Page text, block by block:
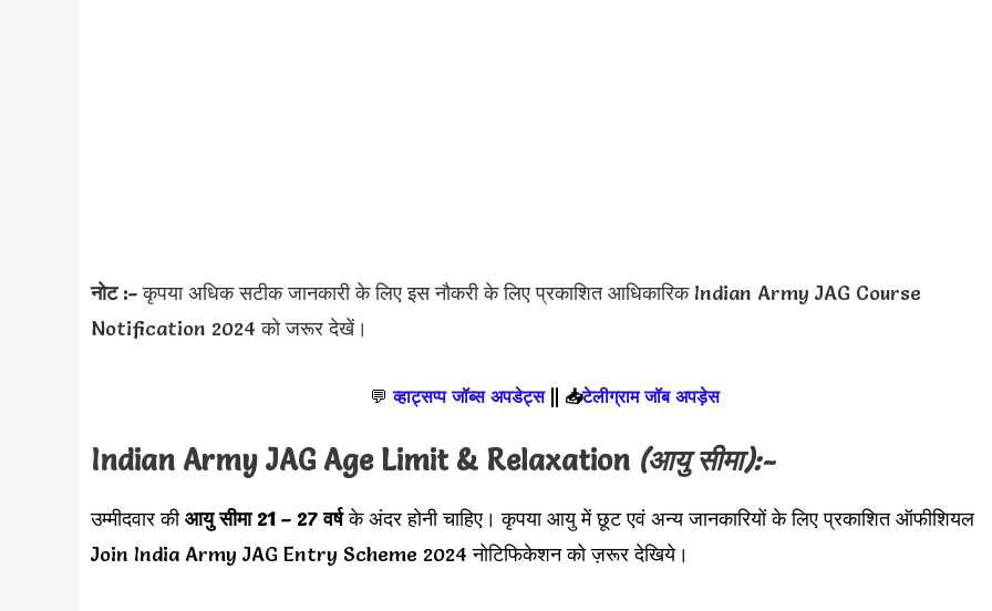
नोट :-कृपया अधिक सटीक जानकारी के लिए इस नौकरी के लिए प्रकाशित आधिकारिक Indian Army JAG Course
Notification 2024 को जरूर देखें।
💬 व्हाट्सप्प जॉब्स अपडेट्स|| 📥टेलीग्राम जॉब अपड़ेस
Indian Army JAG Age Limit & Relaxation (आयु सीमा):-
उम्मीदवार कीआयु सीमा 21 – 27 वर्षके अंदर होनी चाहिए। कृपया आयु में छूट एवं अन्य जानकारियों के लिए प्रकाशित ऑफीशियल
Join India Army JAG Entry Scheme 2024 नोटिफिकेशन को ज़रूर देखिये।